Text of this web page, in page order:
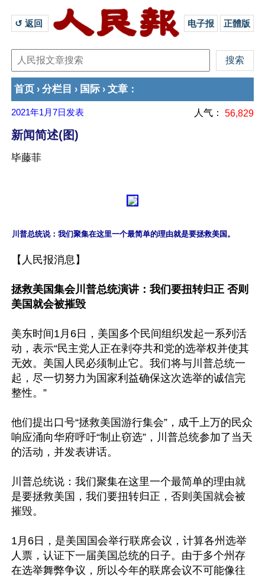
↺ 返回 电子报 正體版
首页 › 分栏目 › 国际 › 文章 ：
2021年1月7日 发表 人气： 56,829
新闻简述(图)
毕藤菲
【人民报消息】
拯救美国集会川普总统演讲：我们要扭转归正 否则
美国就会被摧毁
美东时间1月6日，美国多个民间组织发起一系列活
动，表示“民主党人正在剥夺共和党的选举权并使其
无效。美国人民必须制止它。我们将与川普总统一
起，尽一切努力为国家利益确保这次选举的诚信完
整性。”
他们提出口号“拯救美国游行集会”，成千上万的民众
响应涌向华府呼吁“制止窃选”，川普总统参加了当天
的活动，并发表讲话。
川普总统说：我们聚集在这里一个最简单的理由就
是要拯救美国，我们要扭转归正，否则美国就会被
摧毁。
1月6日，是美国国会举行联席会议，计算各州选举
人票，认证下一届美国总统的日子。由于多个州存
在选举舞弊争议，所以今年的联席会议不可能像往